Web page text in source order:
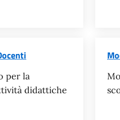
per la
didattiche